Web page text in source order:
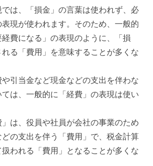
は、「損金」の言葉は使われず、必
現が使われます。そのため、一般的
費になる」の表現のように、「損
る「費用」を意味することが多くな
や引当金など現金などの支出を伴わな
は、一般的に「経費」の表現は使い
は、役員や社員が会社の事業のため
の支出を伴う「費用」で、税金計算
扱われる「費用」となることが多くな